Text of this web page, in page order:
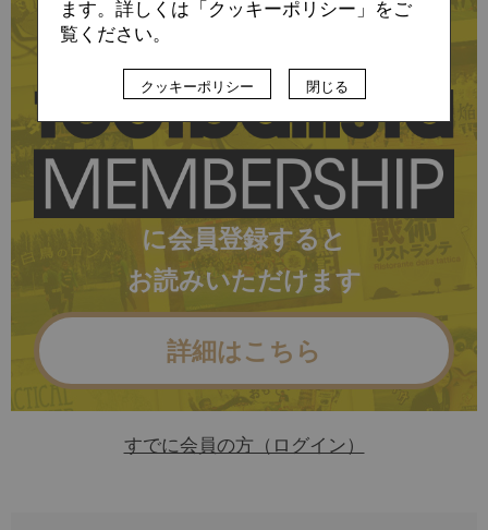
残り:4,503文字/全文:6,735文字
に会員登録すると
お読みいただけます
詳細はこちら
すでに会員の方（ログイン）
ます。詳しくは「クッキーポリシー」をご
覧ください。
クッキーポリシー 閉じる